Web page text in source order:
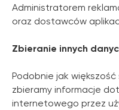
Administratorem
oraz dostawców
Zbieranie innych
Podobnie jak
zbieramy informacje
internetowego przez